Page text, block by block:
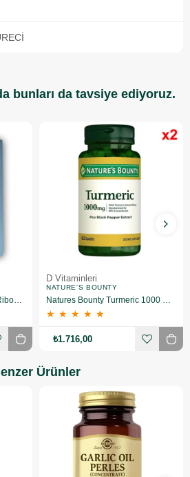
bunları da tavsiye ediyoruz.
Velavit V-NR Nicotinamide Riboside 30 Kapsül
D Vitaminleri
NATURE'S BOUNTY
Natures Bounty Turmeric 1000 mg Plus Black Pepper 60 Kapsül 2 Adet
★ ★ ★ ★ ★
₺1.716,00
Ürünler